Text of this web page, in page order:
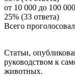
от 10 000 до 100
25% (33 ответа)
Всего
Статьи,
руководством к
животных.